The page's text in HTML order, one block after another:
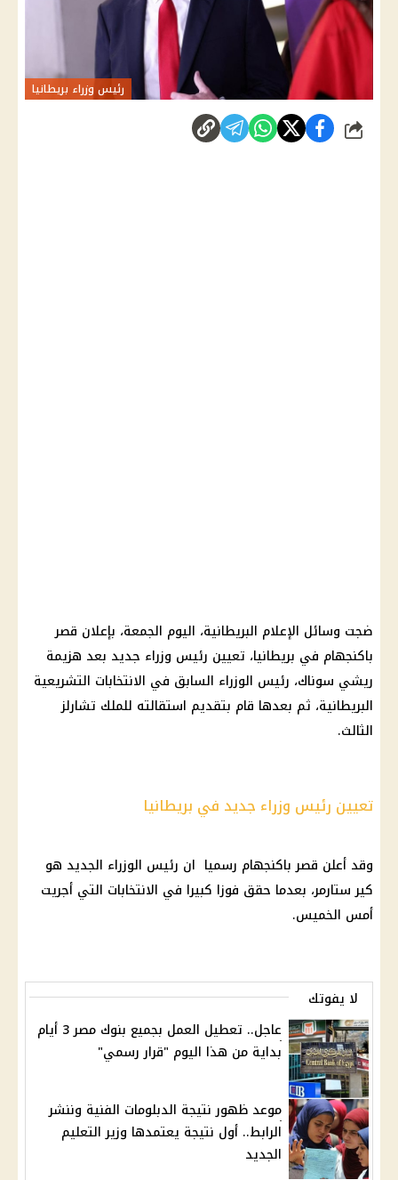
رئيس وزراء بريطانيا
شارك
ضجت وسائل الإعلام البريطانية، اليوم الجمعة، بإعلان قصر
باكنجهام في بريطانيا، تعيين رئيس وزراء جديد بعد هزيمة
ريشي سوناك، رئيس الوزراء السابق في الانتخابات التشريعية
البريطانية، ثم بعدها قام بتقديم استقالته للملك تشارلز
الثالث.
تعيين رئيس وزراء جديد في بريطانيا
وقد أعلن قصر باكنجهام رسميا ان رئيس الوزراء الجديد هو
كير ستارمر، بعدما حقق فوزا كبيرا في الانتخابات التي أجريت
أمس الخميس.
لا يفوتك
عاجل.. تعطيل العمل بجميع بنوك مصر 3 أيام
بداية من هذا اليوم "قرار رسمي"
موعد ظهور نتيجة الدبلومات الفنية وننشر
الرابط.. أول نتيجة يعتمدها وزير التعليم
الجديد